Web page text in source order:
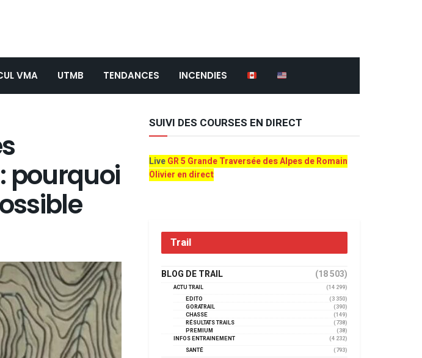
VMA UTMB TENDANCES INCENDIES
pourquoi
SUIVI DES COURSES EN DIRECT
LiveGR 5 Grande Traversée des Alpes de Romain
Olivier en direct
Trail
BLOG DE TRAIL (18 503)
ACTU TRAIL
(14 299)
EDITO
(3 350)
GORATRAIL
(390)
CHASSE
(149)
RÉSULTATS TRAILS
(738)
PREMIUM
(38)
INFOS ENTRAINEMENT
(4 232)
SANTÉ
(793)